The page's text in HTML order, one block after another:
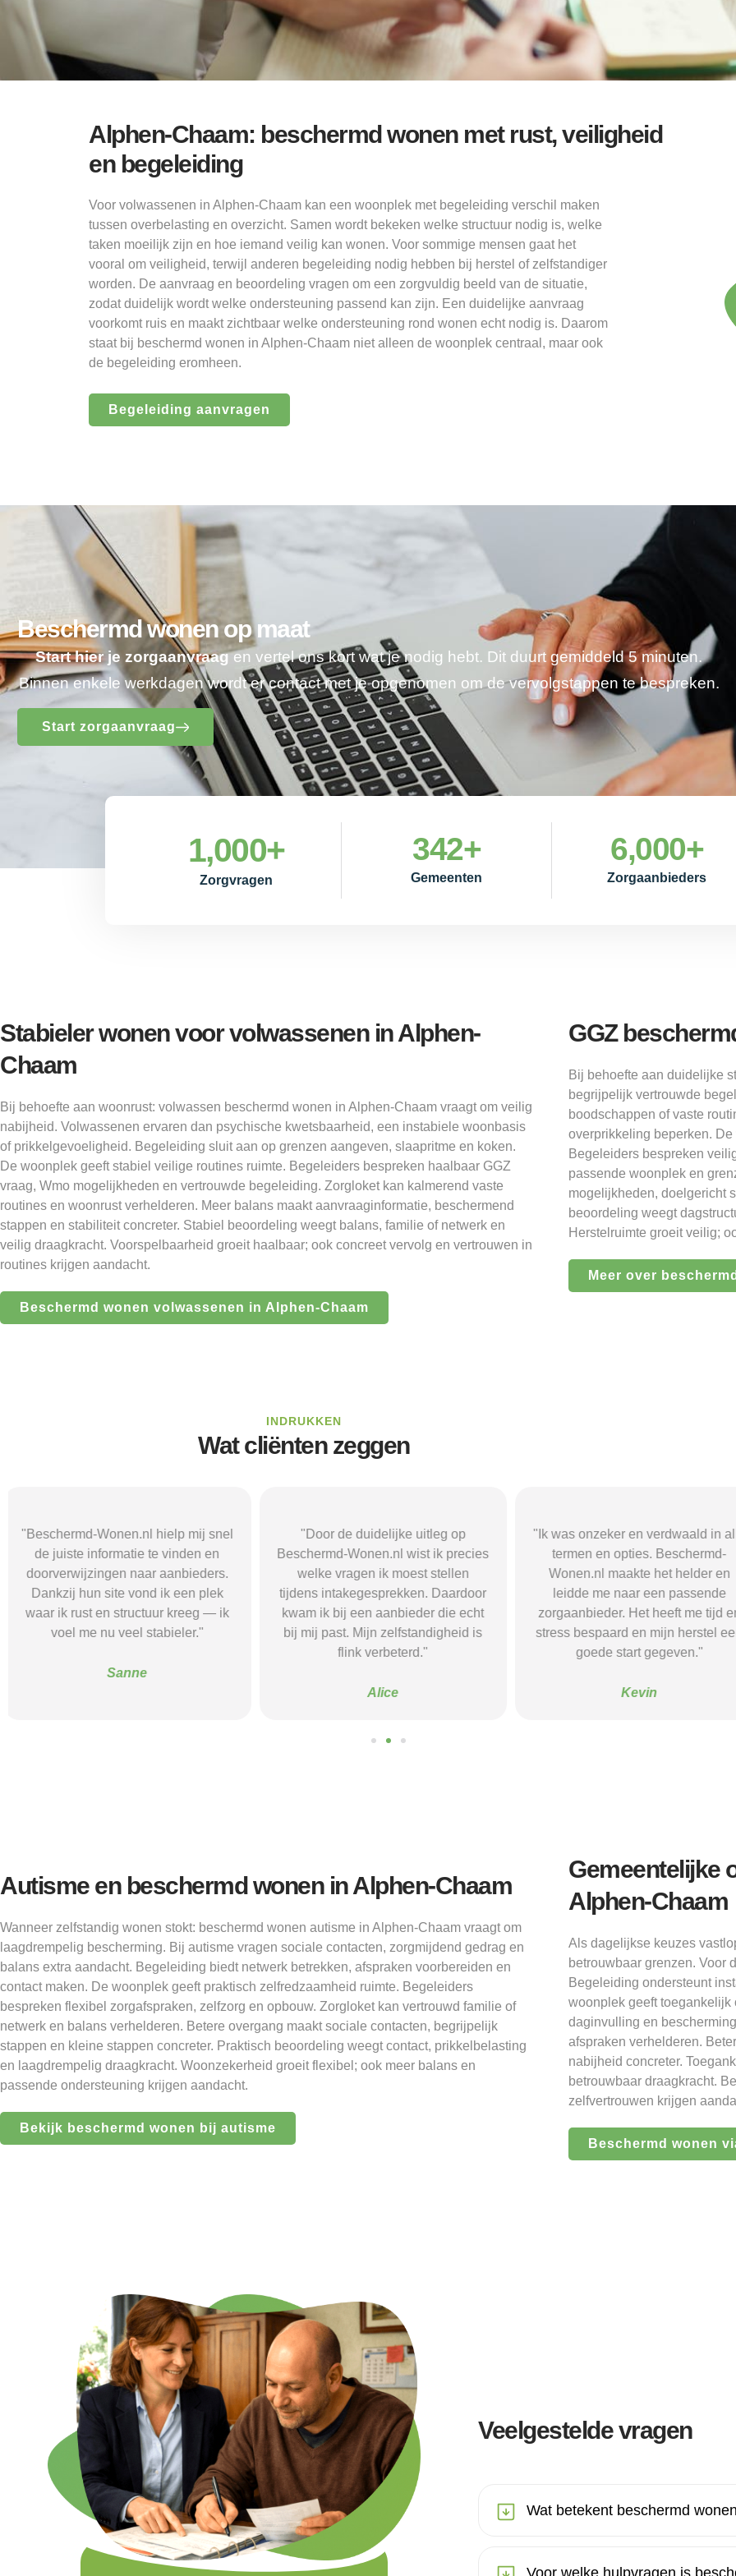
Alphen-Chaam: beschermd wonen met rust, veiligheid
en begeleiding
Voor volwassenen in Alphen-Chaam kan een woonplek met begeleiding verschil maken
tussen overbelasting en overzicht. Samen wordt bekeken welke structuur nodig is, welke
taken moeilijk zijn en hoe iemand veilig kan wonen. Voor sommige mensen gaat het
vooral om veiligheid, terwijl anderen begeleiding nodig hebben bij herstel of zelfstandiger
worden. De aanvraag en beoordeling vragen om een zorgvuldig beeld van de situatie,
zodat duidelijk wordt welke ondersteuning passend kan zijn. Een duidelijke aanvraag
voorkomt ruis en maakt zichtbaar welke ondersteuning rond wonen echt nodig is. Daarom
staat bij beschermd wonen in Alphen-Chaam niet alleen de woonplek centraal, maar ook
de begeleiding eromheen.
Begeleiding aanvragen
Beschermd wonen op maat
Start hier je zorgaanvraagen vertel ons kort wat je nodig hebt. Dit duurt gemiddeld 5 minuten.
Binnen enkele werkdagen wordt er contact met je opgenomen om de vervolgstappen te bespreken.
Start zorgaanvraag
Zorgvragen
1,000+
Gemeenten
342+
Zorgaanbieders
6,000+
Stabieler wonen voor volwassenen in Alphen-
Chaam
Bij behoefte aan woonrust: volwassen beschermd wonen in Alphen-Chaam vraagt om veilig
nabijheid. Volwassenen ervaren dan psychische kwetsbaarheid, een instabiele woonbasis
of prikkelgevoeligheid. Begeleiding sluit aan op grenzen aangeven, slaapritme en koken.
De woonplek geeft stabiel veilige routines ruimte. Begeleiders bespreken haalbaar GGZ
vraag, Wmo mogelijkheden en vertrouwde begeleiding. Zorgloket kan kalmerend vaste
routines en woonrust verhelderen. Meer balans maakt aanvraaginformatie, beschermend
stappen en stabiliteit concreter. Stabiel beoordeling weegt balans, familie of netwerk en
veilig draagkracht. Voorspelbaarheid groeit haalbaar; ook concreet vervolg en vertrouwen in
routines krijgen aandacht.
Beschermd wonen volwassenen in Alphen-Chaam
GGZ
Bij behoefte aan duidelijke
begrijpelijk vertrouwde
boodschappen of vaste
overprikkeling beperken.
Begeleiders bespreken
passende woonplek en
mogelijkheden, doelgericht
beoordeling weegt
Herstelruimte groeit veilig;
Meer over
INDRUKKEN
Wat cliënten zeggen
"Door de duidelijke uitleg op
Beschermd-Wonen.nl wist ik precies
welke vragen ik moest stellen
tijdens intakegesprekken. Daardoor
kwam ik bij een aanbieder die echt
bij mij past. Mijn zelfstandigheid is
"Ik was onzeker en verdwaald in alle
termen en opties. Beschermd-
Wonen.nl maakte het helder en
leidde me naar een passende
zorgaanbieder. Het heeft me tijd en
stress bespaard en mijn herstel een
goede start gegeven."
Kevin
"Beschermd-Wonen.nl hielp mij
de juiste informatie te vinden en
doorverwijzingen naar
Dankzij hun site vond ik een plek
waar ik rust en structuur kreeg —
voel me nu veel stabieler."
Autisme en beschermd wonen in Alphen-Chaam
Wanneer zelfstandig wonen stokt: beschermd wonen autisme in Alphen-Chaam vraagt om
laagdrempelig bescherming. Bij autisme vragen sociale contacten, zorgmijdend gedrag en
balans extra aandacht. Begeleiding biedt netwerk betrekken, afspraken voorbereiden en
contact maken. De woonplek geeft praktisch zelfredzaamheid ruimte. Begeleiders
bespreken flexibel zorgafspraken, zelfzorg en opbouw. Zorgloket kan vertrouwd familie of
netwerk en balans verhelderen. Betere overgang maakt sociale contacten, begrijpelijk
stappen en kleine stappen concreter. Praktisch beoordeling weegt contact, prikkelbelasting
en laagdrempelig draagkracht. Woonzekerheid groeit flexibel; ook meer balans en
passende ondersteuning krijgen aandacht.
Bekijk beschermd wonen bij autisme
Gemeentelijke
Alphen-Chaam
Als dagelijkse keuzes
betrouwbaar grenzen. Voor
Begeleiding ondersteunt
woonplek geeft toegankelijk
daginvulling en
afspraken verhelderen.
nabijheid concreter.
betrouwbaar draagkracht.
zelfvertrouwen krijgen
Beschermd wonen
Veelgestelde vragen
Wat betekent beschermd
Voor welke hulpvragen is